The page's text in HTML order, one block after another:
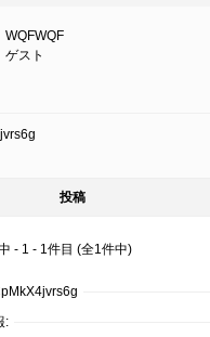
WQFWQF
ゲスト
投稿
- 1 - 1件目 (全1件中)
: